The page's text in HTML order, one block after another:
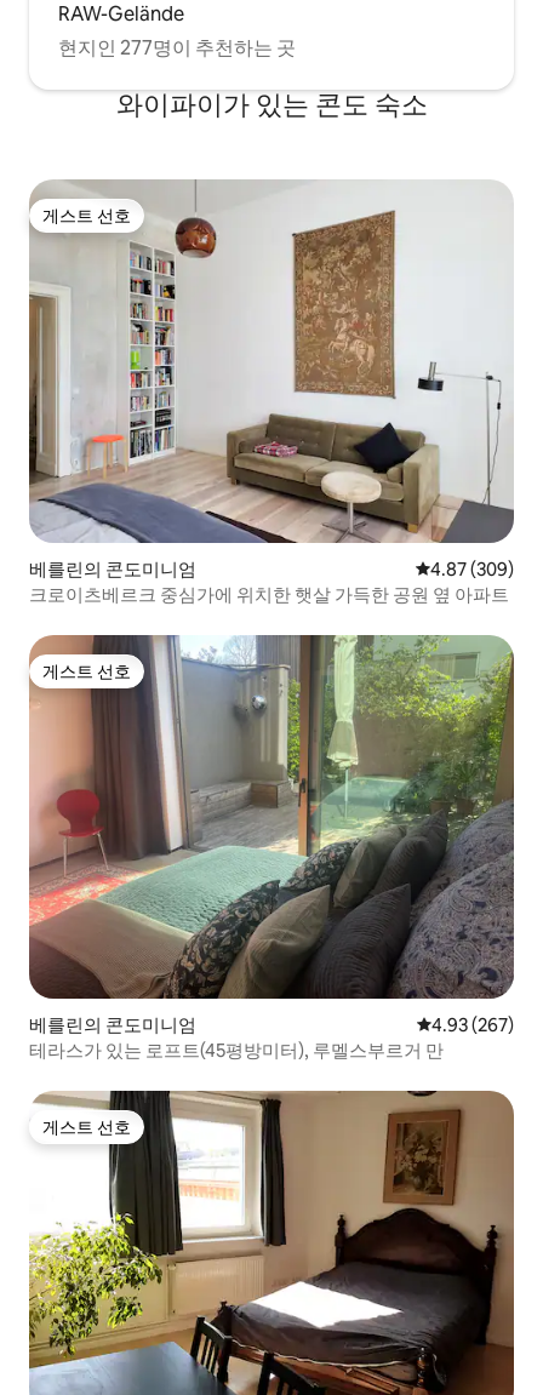
다. 그곳에서 커피와 점심 식사 및 케이크를
즐길 수 있습니다. 슈퍼마켓은 바로 옆에 있
습니다. 크로이츠베르크는 많은 학생과 예
술가들이 살고 있는 넓은 지역입니다. 여기
에서 중고 상점, 거리 예술, 편안한 바 및 스
Warschauer Str 또는 Ostbahnhof 이 아파
트는 녹색 안뜰의 1층에 있으며, 아파트 앞
에는 흡연자를 위한 벤치가 있습니다. 아파
트에는 자동 블라인드가 있어 필요에 따라
방을 완전히 어둡게 할 수 있습니다.
RAW-Gelände
현지인 277명이 추천하는 곳
와이파이가 있는 콘도 숙소
게스트 선호
게스트 선호
베를린의 콘도미니엄 평점 4.87점(5
4.87 (309)
크로이츠베르크 중심가에 위치한 햇살 가득한 공원 옆 아파트
게스트 선호
게스트 선호
베를린의 콘도미니엄 평점 4.93점(5
4.93 (267)
테라스가 있는 로프트(45평방미터), 루멜스부르거 만
게스트 선호
게스트 선호